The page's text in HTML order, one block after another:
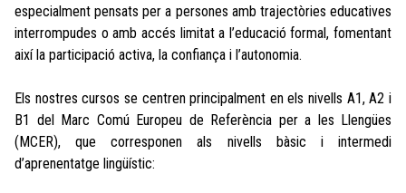
especialment pensats per a persones amb trajectòries educatives
interrompudes o amb accés limitat a l’educació formal, fomentant
així la participació activa, la confiança i l’autonomia.
Els nostres cursos se centren principalment en els nivells A1, A2 i
B1 del Marc Comú Europeu de Referència per a les Llengües
(MCER), que corresponen als nivells bàsic i intermedi
d’aprenentatge lingüístic: